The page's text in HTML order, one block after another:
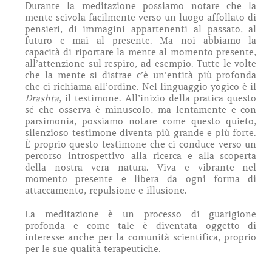
Durante la meditazione possiamo notare che la
mente scivola facilmente verso un luogo affollato di
pensieri, di immagini appartenenti al passato, al
futuro e mai al presente. Ma noi abbiamo la
capacità di riportare la mente al momento presente,
all’attenzione sul respiro, ad esempio. Tutte le volte
che la mente si distrae c’è un’entità più profonda
che ci richiama all’ordine. Nel linguaggio yogico è il
Drashta, il testimone. All’inizio della pratica questo
sé che osserva è minuscolo, ma lentamente e con
parsimonia, possiamo notare come questo quieto,
silenzioso testimone diventa più grande e più forte.
È proprio questo testimone che ci conduce verso un
percorso introspettivo alla ricerca e alla scoperta
della nostra vera natura. Viva e vibrante nel
momento presente e libera da ogni forma di
attaccamento, repulsione e illusione.
La meditazione è un processo di guarigione
profonda e come tale è diventata oggetto di
interesse anche per la comunità scientifica, proprio
per le sue qualità terapeutiche.